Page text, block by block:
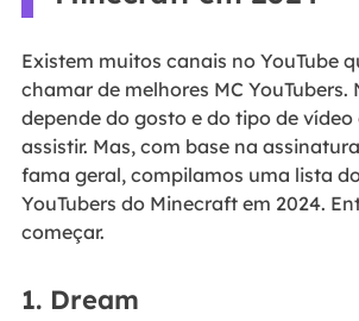
Existem muitos canais no YouTube
chamar de melhores MC
depende do gosto e do tipo de
assistir. Mas, com base na
fama geral, compilamos uma lista
YouTubers do Minecraft em 2024.
começar.
1. Dream